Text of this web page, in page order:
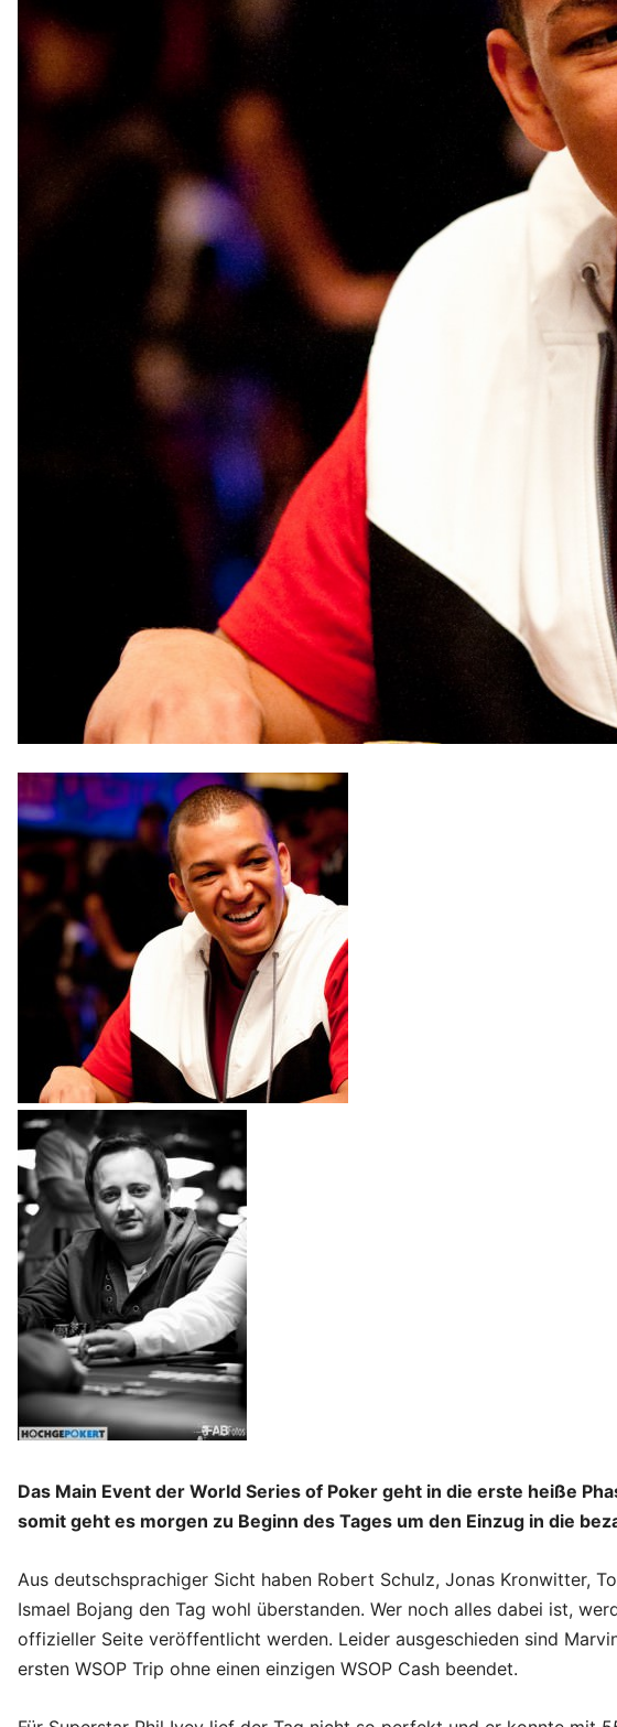
Das Main Event der World Series of Poker geht in die erste heiße
somit geht es morgen zu Beginn des Tages um den Einzug in die
Aus deutschsprachiger Sicht haben Robert Schulz, Jonas Kronwitter,
Ismael Bojang den Tag wohl überstanden. Wer noch alles dabei ist,
offizieller Seite veröffentlicht werden. Leider ausgeschieden sind
ersten WSOP Trip ohne einen einzigen WSOP Cash beendet.